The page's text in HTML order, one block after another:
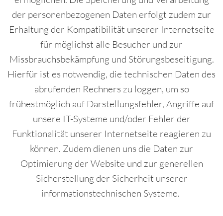
der personenbezogenen Daten erfolgt zudem zur
Erhaltung der Kompatibilität unserer Internetseite
für möglichst alle Besucher und zur
Missbrauchsbekämpfung und Störungsbeseitigung.
Hierfür ist es notwendig, die technischen Daten des
abrufenden Rechners zu loggen, um so
frühestmöglich auf Darstellungsfehler, Angriffe auf
unsere IT-Systeme und/oder Fehler der
Funktionalität unserer Internetseite reagieren zu
können. Zudem dienen uns die Daten zur
Optimierung der Website und zur generellen
Sicherstellung der Sicherheit unserer
informationstechnischen Systeme.